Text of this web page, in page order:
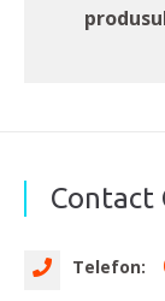
Contact
Telefon: